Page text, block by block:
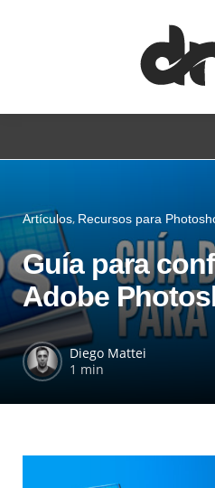
Artículos Recursos para
Guía para
Adobe
Diego Mattei
1 min